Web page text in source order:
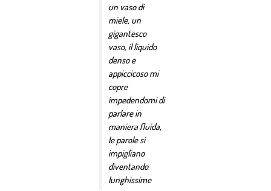
un vaso di
miele, un
gigantesco
vaso, il liquido
denso e
appiccicoso mi
copre
impedendomi di
parlare in
maniera fluida,
le parole si
impigliano
diventando
lunghissime